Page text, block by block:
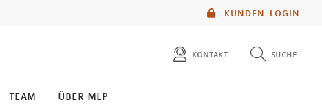
KUNDEN-LOGIN
kontakt suche
team über mlp